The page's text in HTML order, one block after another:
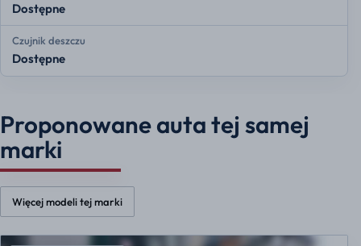
Dostępne
Czujnik deszczu
Dostępne
Proponowane auta tej samej
marki
Więcej modeli tej marki